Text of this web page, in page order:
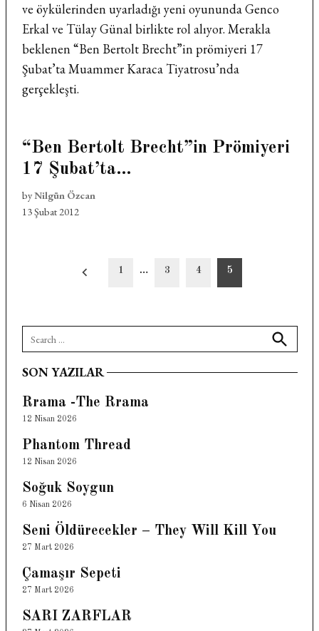
ve öykülerinden uyarladığı yeni oyununda Genco
Erkal ve Tülay Günal birlikte rol alıyor. Merakla
beklenen “Ben Bertolt Brecht”in prömiyeri 17
Şubat’ta Muammer Karaca Tiyatrosu’nda
gerçekleşti.
“Ben Bertolt Brecht”in Prömiyeri
17 Şubat’ta…
byNilgün Özcan
13 Şubat 2012
1 … 3 4 5
for:
Search
SON YAZILAR
Rrama -The Rrama
12 Nisan 2026
Phantom Thread
12 Nisan 2026
Soğuk Soygun
6 Nisan 2026
Seni Öldürecekler – They Will Kill You
27 Mart 2026
Çamaşır Sepeti
27 Mart 2026
SARI ZARFLAR